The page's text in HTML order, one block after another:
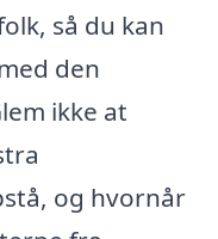
så du kan
den
ikke at
og hvornår